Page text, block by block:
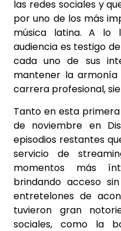
las redes sociales y
por uno de los más
música latina. A lo
audiencia es testigo
cada uno de sus
mantener la
carrera profesional,
Tanto en esta
de noviembre en
episodios restantes
servicio de
momentos más
brindando acceso
entretelones de
tuvieron gran
sociales, como la